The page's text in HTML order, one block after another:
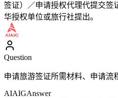
签证）／申请授权代理代提交签
华授权单位或旅行社提出。
Question
申请旅游签证所需材料、申请流
AIAIGAnswer